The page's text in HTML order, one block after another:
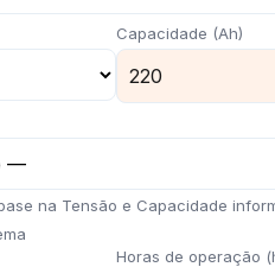
Capacidade (Ah)
na Tensão e Capacidade
Horas de operação